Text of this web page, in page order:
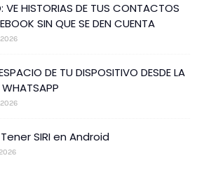
VE HISTORIAS DE TUS CONTACTOS
SIN QUE SE DEN CUENTA
DE TU DISPOSITIVO DESDE LA
WHATSAPP
SIRI en Android